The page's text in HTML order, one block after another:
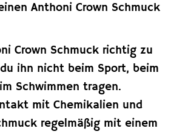
Anthoni Crown Schmuck
Crown Schmuck richtig zu
ihn nicht beim Sport, beim
Schwimmen tragen.
mit Chemikalien und
regelmäßig mit einem